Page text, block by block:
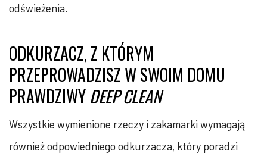
odświeżenia.
ODKURZACZ, Z KTÓRYM
PRZEPROWADZISZ W SWOIM DOMU
PRAWDZIWYDEEP CLEAN
Wszystkie wymienione rzeczy i zakamarki wymagają
również odpowiedniego odkurzacza, który poradzi